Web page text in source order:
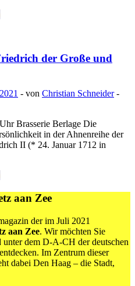
der Große und
- von Christian Schneider-
Brasserie Berlage Die
in der Ahnenreihe der
II (* 24. Januar 1712 in
aan Zee
der im Juli 2021
aan Zee. Wir möchten Sie
unter dem D-A-CH der deutschen
Im Zentrum dieser
dabei Den Haag – die Stadt,